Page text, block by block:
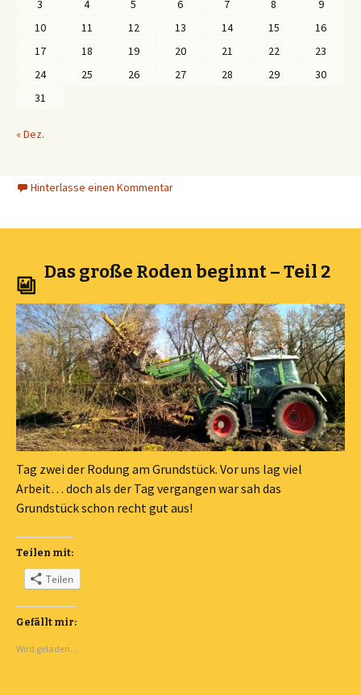
3
4 5 6 7 8
9
10
11 12 13 14 15
16
17
18 19 20 21 22
23
24
25 26 27 28 29
30
31
« Dez.
Hinterlasse einen Kommentar
Das große Roden beginnt – Teil 2
Tag zwei der Rodung am Grundstück. Vor uns lag viel
Arbeit… doch als der Tag vergangen war sah das
Grundstück schon recht gut aus!
Teilen mit:
Teilen
Gefällt mir:
Wird geladen...